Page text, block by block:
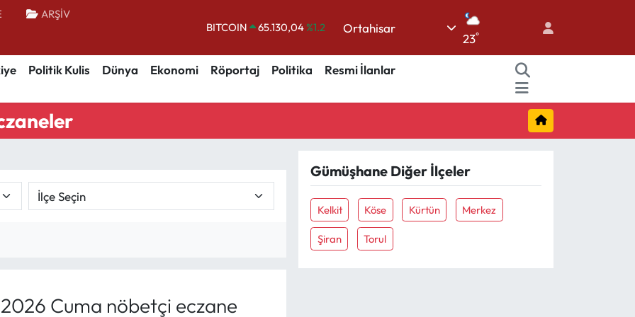
ARŞİV
BITCOIN 65.130,04%1.2
DOLAR
47,7106%0.17
EURO
55,1652%0.27
STERLİN
64,4046%0.35
Ortahisar
23°
Politik Kulis Dünya Ekonomi Röportaj Politika
Resmi İlanlar
Cuma nöbetçi eczane
Gümüşhane Diğer İlçeler
Kelkit Köse Kürtün Merkez
Şiran Torul